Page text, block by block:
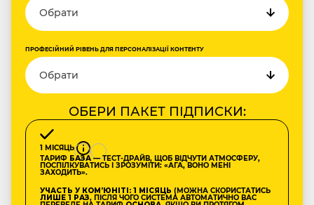
ПРОФЕСІЙНИЙ РІВЕНЬ ДЛЯ ПЕРСОНАЛІЗАЦІЇ КОНТЕНТУ
ОБЕРИ ПАКЕТ ПІДПИСКИ:
1 МІСЯЦЬ
ТАРИФ БАЗА— ТЕСТ-ДРАЙВ, ЩОБ ВІДЧУТИ АТМОСФЕРУ,
ПОСПІЛКУВАТИСЬ І ЗРОЗУМІТИ: «АГА, ВОНО МЕНІ
ЗАХОДИТЬ».
УЧАСТЬ У КОМʼЮНІТІ: 1 МІСЯЦЬ (МОЖНА СКОРИСТАТИСЬ
ЛИШЕ 1 РАЗ, ПІСЛЯ ЧОГО СИСТЕМА АВТОМАТИЧНО ВАС